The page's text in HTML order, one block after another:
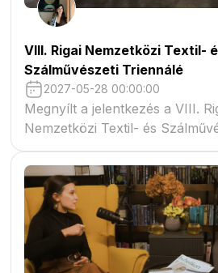
VIII. Rigai Nemzetközi Textil-
Szálművészeti Triennálé
2027-05-28 00:00:00
Megnyílt a jelentkezés a VIII.
Nemzetközi Textil- és
Triennáléra